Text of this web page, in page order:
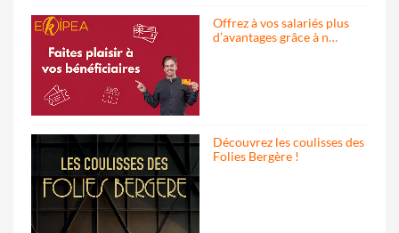
Offrez à vos salariés plus
d’avantages grâce à n…
Découvrez les coulisses des
Folies Bergère !